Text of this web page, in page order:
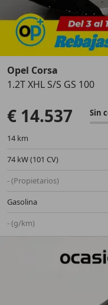
Anterior
Opel Corsa
1.2T XHL S/S GS 100
€ 14.537 Sin
14 km
74 kW (101 CV)
- (Propietarios)
Gasolina
- (g/km)